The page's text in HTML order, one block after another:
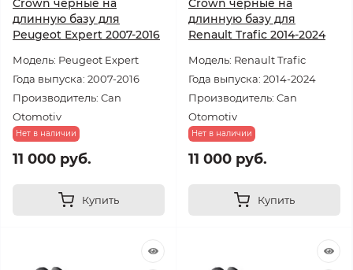
Crown чёрные на
длинную базу для
Peugeot Expert 2007-2016
Модель: Peugeot Expert
Года выпуска: 2007-2016
Производитель: Can
Otomotiv
Нет в наличии
11 000 руб.
Купить
Crown чёрные на
длинную базу для
Renault Trafic 2014-2024
Модель: Renault Trafic
Года выпуска: 2014-2024
Производитель: Can
Otomotiv
Нет в наличии
11 000 руб.
Купить